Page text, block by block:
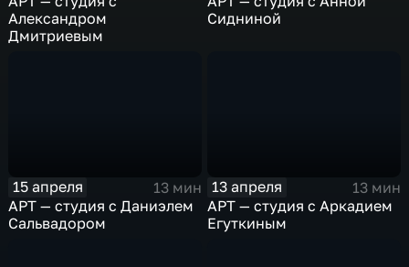
Александром
Дмитриевым
Сидниной
15 апреля
13 мин
АРТ — студия с Даниэлем
Сальвадором
13 апреля
13 мин
АРТ — студия с Аркадием
Егуткиным